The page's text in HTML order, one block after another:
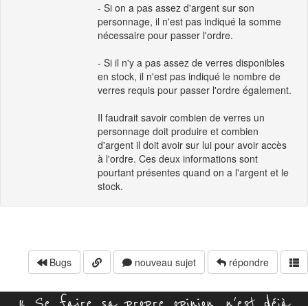
- Si on a pas assez d'argent sur son
personnage, il n'est pas indiqué la somme
nécessaire pour passer l'ordre.
- Si il n'y a pas assez de verres disponibles
en stock, il n'est pas indiqué le nombre de
verres requis pour passer l'ordre également.
Il faudrait savoir combien de verres un
personnage doit produire et combien
d'argent il doit avoir sur lui pour avoir accès
à l'ordre. Ces deux informations sont
pourtant présentes quand on a l'argent et le
stock.
Bugs nouveau sujet répondre